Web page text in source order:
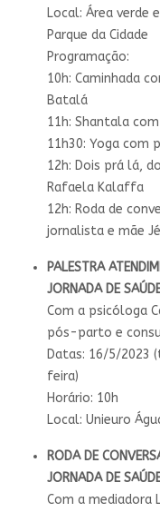
Local: Área verde
Parque da Cidade
Programação:
10h: Caminhada
Batalá
11h: Shantala
11h30: Yoga com
12h: Dois prá lá,
Rafaela Kalaffa
12h: Roda de
jornalista e mãe
PALESTRA
JORNADA DE
Com a psicóloga
pós-parto e
Datas: 16/5/2023
feira)
Horário: 10h
Local: Unieuro
RODA DE
JORNADA DE
Com a mediadora